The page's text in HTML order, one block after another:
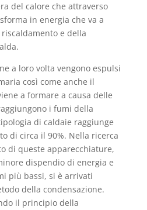
del calore che attraverso
in energia che va a
e della
a loro volta vengono espulsi
così come anche il
a formare a causa delle
i fumi della
di caldaie raggiunge
di circa il 90%. Nella ricerca
di queste apparecchiature,
dispendio di energia e
più bassi, si è arrivati
della condensazione.
il principio della